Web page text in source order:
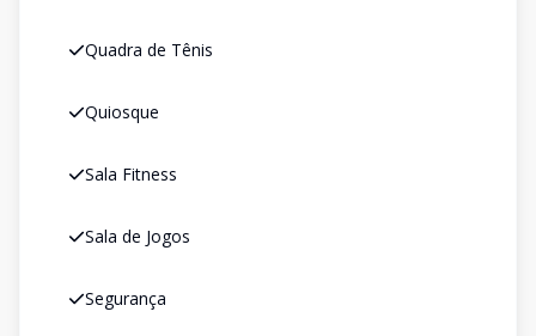
Quadra de Tênis
Quiosque
Sala Fitness
Sala de Jogos
Segurança